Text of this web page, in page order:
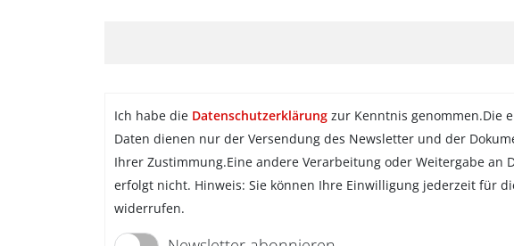
Ich habe die Datenschutzerklärung zur Kenntnis genommen.Die
Daten dienen nur der Versendung des Newsletter und der
Ihrer Zustimmung.Eine andere Verarbeitung oder Weitergabe an
erfolgt nicht. Hinweis: Sie können Ihre Einwilligung jederzeit für
widerrufen.